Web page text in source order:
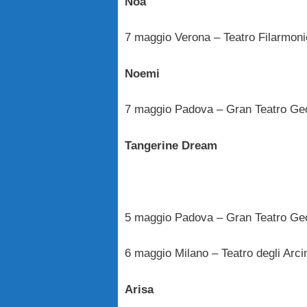
7 maggio Verona – Teatro
Noemi
7 maggio Padova – Gran Teatro
Tangerine Dream
5 maggio Padova – Gran Teatro
6 maggio Milano – Teatro degli
Arisa